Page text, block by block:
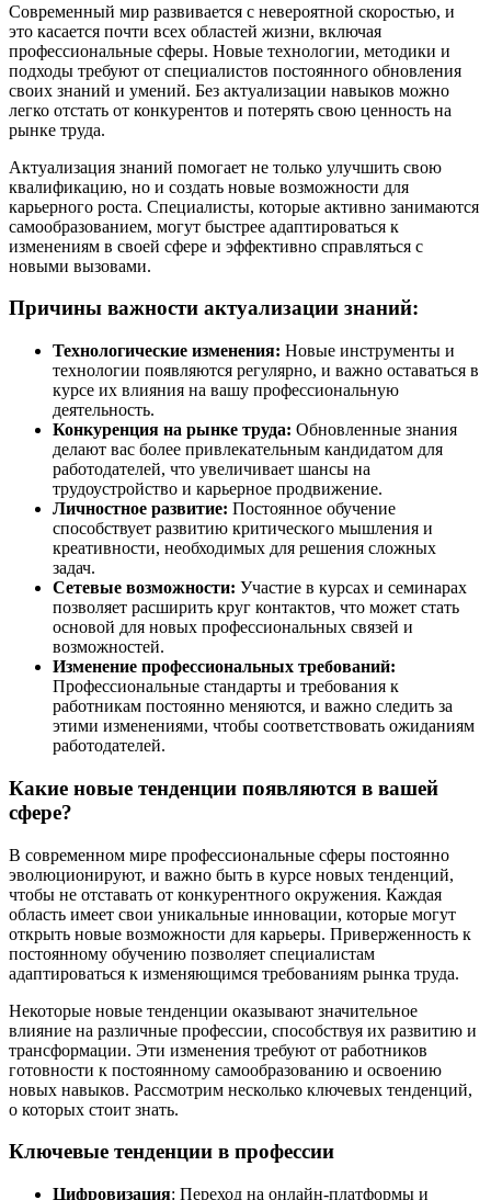
Современный мир развивается с невероятной скоростью, и
это касается почти всех областей жизни, включая
профессиональные сферы. Новые технологии, методики и
подходы требуют от специалистов постоянного обновления
своих знаний и умений. Без актуализации навыков можно
легко отстать от конкурентов и потерять свою ценность на
рынке труда.
Актуализация знаний помогает не только улучшить свою
квалификацию, но и создать новые возможности для
карьерного роста. Специалисты, которые активно занимаются
самообразованием, могут быстрее адаптироваться к
изменениям в своей сфере и эффективно справляться с
новыми вызовами.
Причины важности актуализации знаний:
Технологические изменения: Новые инструменты и
технологии появляются регулярно, и важно оставаться в
курсе их влияния на вашу профессиональную
деятельность.
Конкуренция на рынке труда: Обновленные знания
делают вас более привлекательным кандидатом для
работодателей, что увеличивает шансы на
трудоустройство и карьерное продвижение.
Личностное развитие: Постоянное обучение
способствует развитию критического мышления и
креативности, необходимых для решения сложных
задач.
Сетевые возможности: Участие в курсах и семинарах
позволяет расширить круг контактов, что может стать
основой для новых профессиональных связей и
возможностей.
Изменение профессиональных требований:
Профессиональные стандарты и требования к
работникам постоянно меняются, и важно следить за
этими изменениями, чтобы соответствовать ожиданиям
работодателей.
Какие новые тенденции появляются в вашей
сфере?
В современном мире профессиональные сферы постоянно
эволюционируют, и важно быть в курсе новых тенденций,
чтобы не отставать от конкурентного окружения. Каждая
область имеет свои уникальные инновации, которые могут
открыть новые возможности для карьеры. Приверженность к
постоянному обучению позволяет специалистам
адаптироваться к изменяющимся требованиям рынка труда.
Некоторые новые тенденции оказывают значительное
влияние на различные профессии, способствуя их развитию и
трансформации. Эти изменения требуют от работников
готовности к постоянному самообразованию и освоению
новых навыков. Рассмотрим несколько ключевых тенденций,
о которых стоит знать.
Ключевые тенденции в профессии
Цифровизация: Переход на онлайн-платформы и